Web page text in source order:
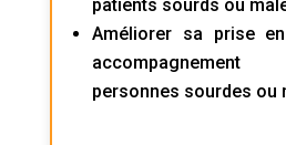
patients sourds ou
Améliorer sa prise
personnes sourdes ou